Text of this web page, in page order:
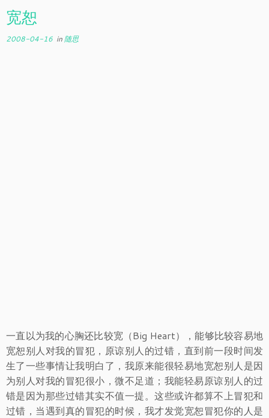
宽恕
2008-04-16 in随思
一直以为我的心胸还比较宽（Big Heart），能够比较容易地
宽恕别人对我的冒犯，原谅别人的过错，直到前一段时间发
生了一些事情让我明白了，我原来能很轻易地宽恕别人是因
为别人对我的冒犯很小，微不足道；我能轻易原谅别人的过
错是因为那些过错其实不值一提。这些或许都算不上冒犯和
过错，当遇到真的冒犯的时候，我才发觉宽恕冒犯你的人是